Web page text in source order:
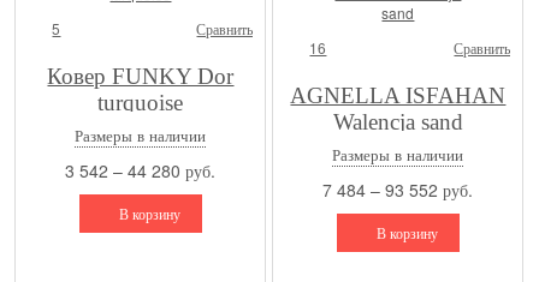
5 Сравнить
Ковер FUNKY Dor
turquoise
Размеры в наличии
3 542 – 44 280 руб.
В корзину
16 Сравнить
AGNELLA ISFAHAN
Walencja sand
Размеры в наличии
7 484 – 93 552 руб.
В корзину